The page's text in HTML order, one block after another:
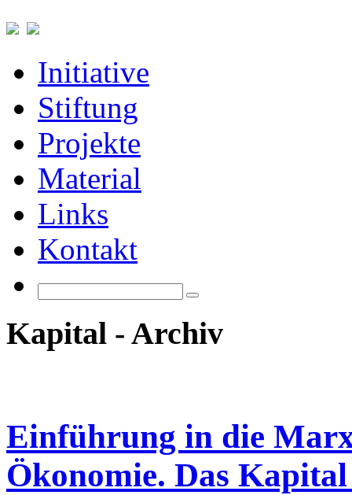
Initiative
Stiftung
Projekte
Material
Links
Kontakt
Kapital - Archiv
Einführung in die
Ökonomie. Das